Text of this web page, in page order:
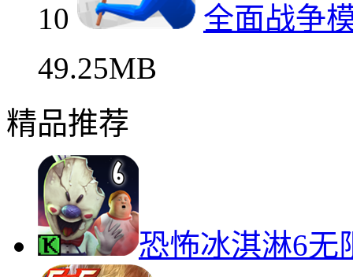
10
全面战争
49.25MB
精品推荐
恐怖冰淇淋6无